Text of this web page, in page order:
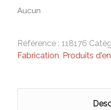
Aucun
Référence : 118176
Fabrication Produits